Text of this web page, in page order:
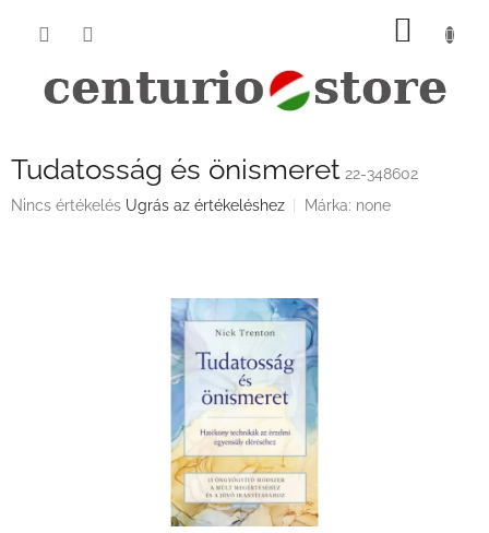
KOSÁR
Tudatosság és önismeret 22-348602
A
Nincs értékelés Ugrás az értékeléshez Márka: none